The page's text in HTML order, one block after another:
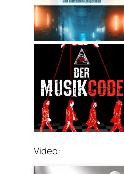
Video: